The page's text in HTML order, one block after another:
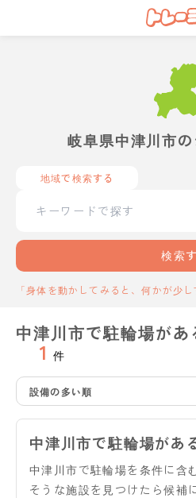
岐阜県中津川市
地域で検索する
検索
「身体を動かしてみると、何かが少し
中津川市で駐輪場が
1 件
設備の多い順
中津川市で駐輪場があ
中津川市で駐輪場を条件に含
そうな施設を見つけたら候補